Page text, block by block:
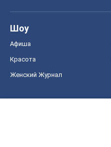
Шоу
Афиша
Красота
Женский Журнал